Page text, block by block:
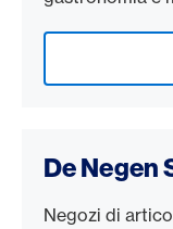
De Negen
Negozi di